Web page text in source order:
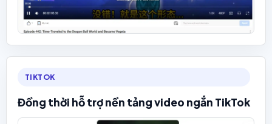
TIKTOK
Đồng thời hỗ trợ nền tảng video ngắn TikTok